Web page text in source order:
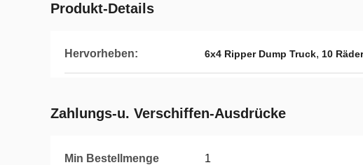
Produkt-Details
Hervorheben: 6x4 Ripper Dump Truck, 10
Zahlungs-u. Verschiffen-Ausdrücke
Min Bestellmenge 1